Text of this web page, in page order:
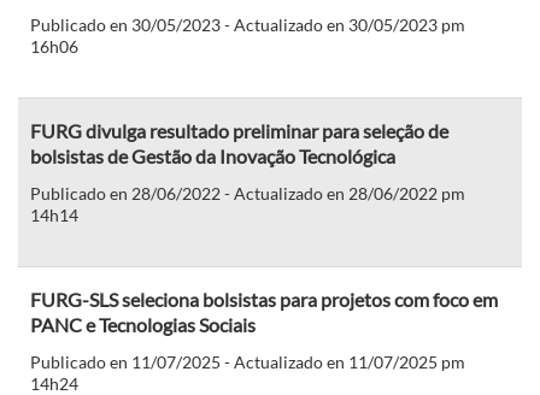
Publicado en 30/05/2023 - Actualizado en 30/05/2023 pm
16h06
FURG divulga resultado preliminar para seleção de
bolsistas de Gestão da Inovação Tecnológica
Publicado en 28/06/2022 - Actualizado en 28/06/2022 pm
14h14
FURG-SLS seleciona bolsistas para projetos com foco em
PANC e Tecnologias Sociais
Publicado en 11/07/2025 - Actualizado en 11/07/2025 pm
14h24